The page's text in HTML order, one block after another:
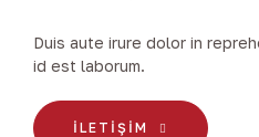
Duis aute irure dolor in
id est laborum.
İLETIŞIM